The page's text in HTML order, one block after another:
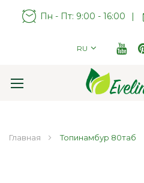
Пн - Пт: 9:00 - 16:00 |
RU
Главная Топинамбур 80таб